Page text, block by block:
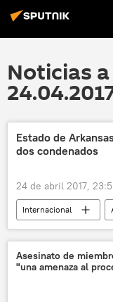
Noticias
Estado de
dos condenados
24 de abril 2017,
Internacional
EEUU
noticias
Asesinato de
"una amenaza al